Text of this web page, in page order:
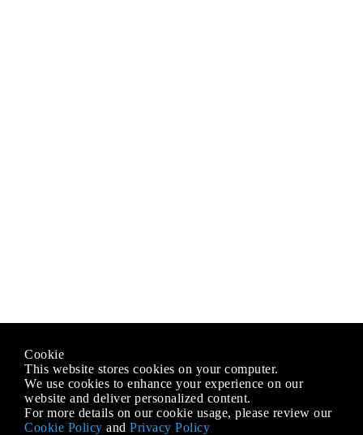
Cookie
This website stores cookies on your computer.
We use cookies to enhance your experience on our
website and deliver personalized content.
For more details on our cookie usage, please review our
Cookie Policy and Privacy Policy